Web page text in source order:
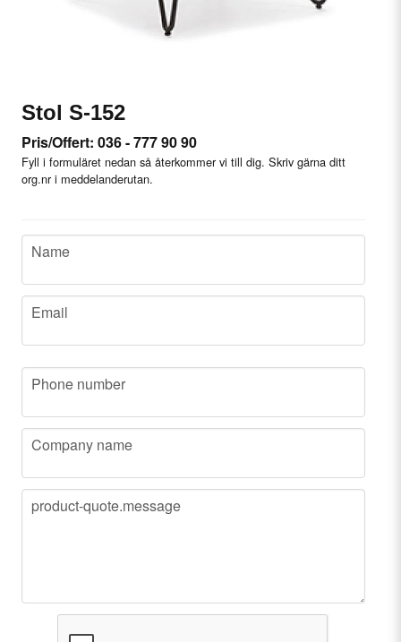
Stol S-152
Pris/Offert: 036 - 777 90 90
Fyll i formuläret nedan så återkommer vi till dig. Skriv gärna ditt
org.nr i meddelanderutan.
name
Name
email
Email
phone
Phone number
company
Company name
message
product-quote.message